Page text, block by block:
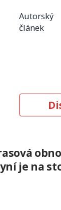
Autorský
článek
je na